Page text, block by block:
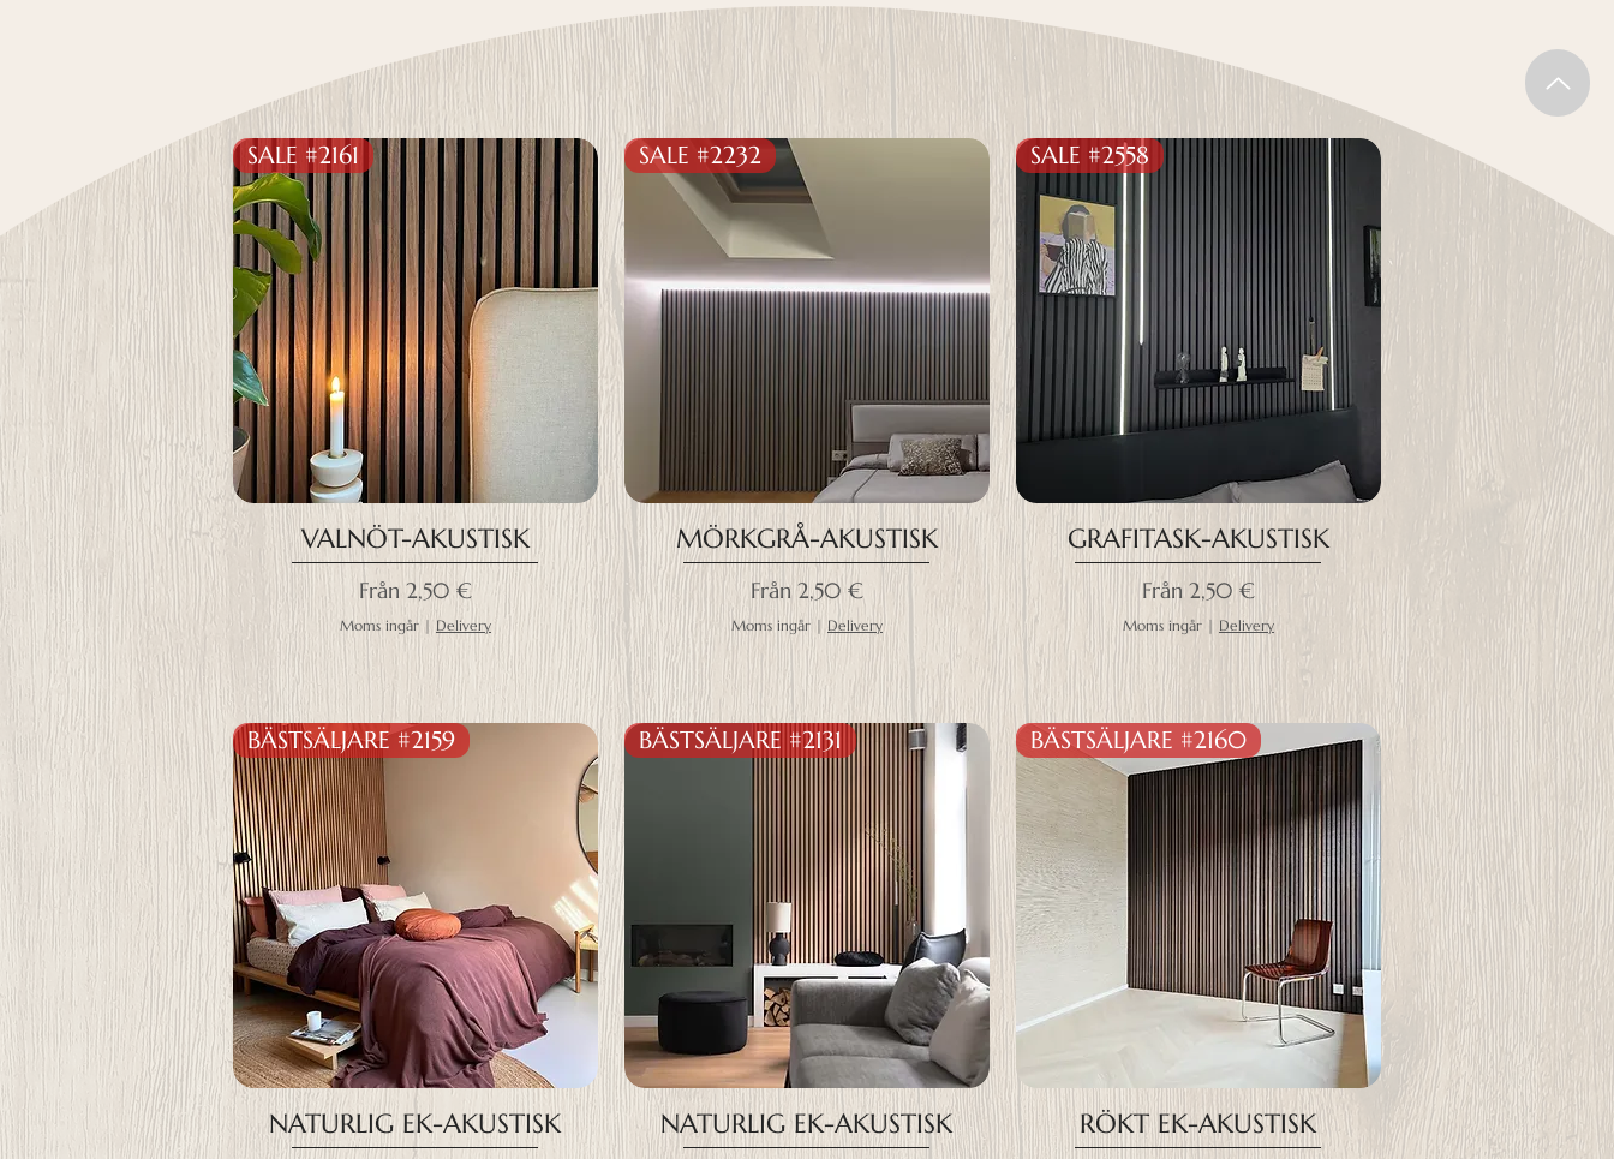
SALE #2161
VALNÖT-AKUSTISK
Från 2,50 €
Reapris
Moms ingår| Delivery
SALE #2232
MÖRKGRÅ-AKUSTISK
Från 2,50 €
Reapris
Moms ingår| Delivery
SALE #2558
GRAFITASK-AKUSTISK
Från 2,50 €
Reapris
Moms ingår| Delivery
BÄSTSÄLJARE #2159
NATURLIG EK-AKUSTISK
BÄSTSÄLJARE #2131
NATURLIG EK-AKUSTISK
BÄSTSÄLJARE #2160
RÖKT EK-AKUSTISK